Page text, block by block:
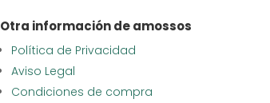
Otra información de amossos
Política de Privacidad
Aviso Legal
Condiciones de compra